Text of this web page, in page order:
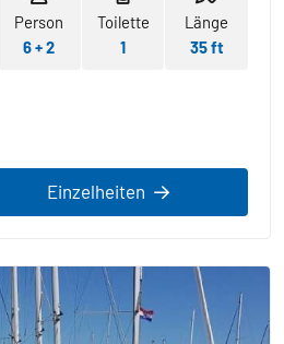
Person
6 + 2
Toilette
1
Länge
35 ft
Einzelheiten